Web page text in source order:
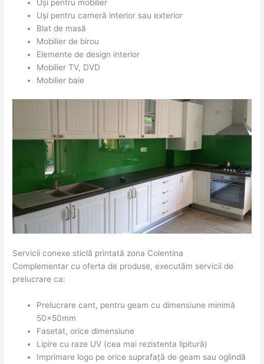
Uși pentru mobilier
Uși pentru cameră interior sau exterior
Blat de masă
Mobilier de birou
Elemente de design interior
Mobilier TV, DVD
Mobilier baie
Servicii conexe sticlă printată zona Colentina
Complementar cu oferta de produse, executăm servicii de
prelucrare ca:
Prelucrare cant, pentru geam cu dimensiune minimă
50x50mm
Fasetat, orice dimensiune
Lipire cu raze UV (cea mai rezistenta lipitură)
Imprimare logo pe orice suprafață de geam sau oglindă